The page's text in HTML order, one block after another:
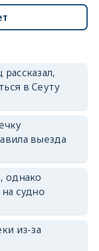
в Сеуту
выезда
однако
судно
из-за